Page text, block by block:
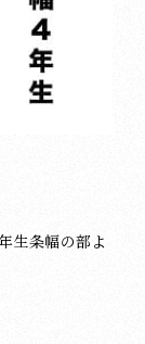
生条幅の部よ